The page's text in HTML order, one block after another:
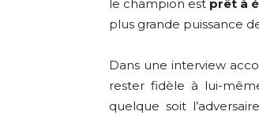
le champion est prêt à
plus grande puissance
Dans une interview
rester fidèle à lui-
quelque soit